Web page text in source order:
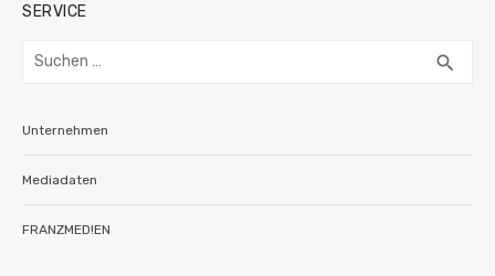
SERVICE
Suchen
search
Unternehmen
Mediadaten
FRANZMED!EN